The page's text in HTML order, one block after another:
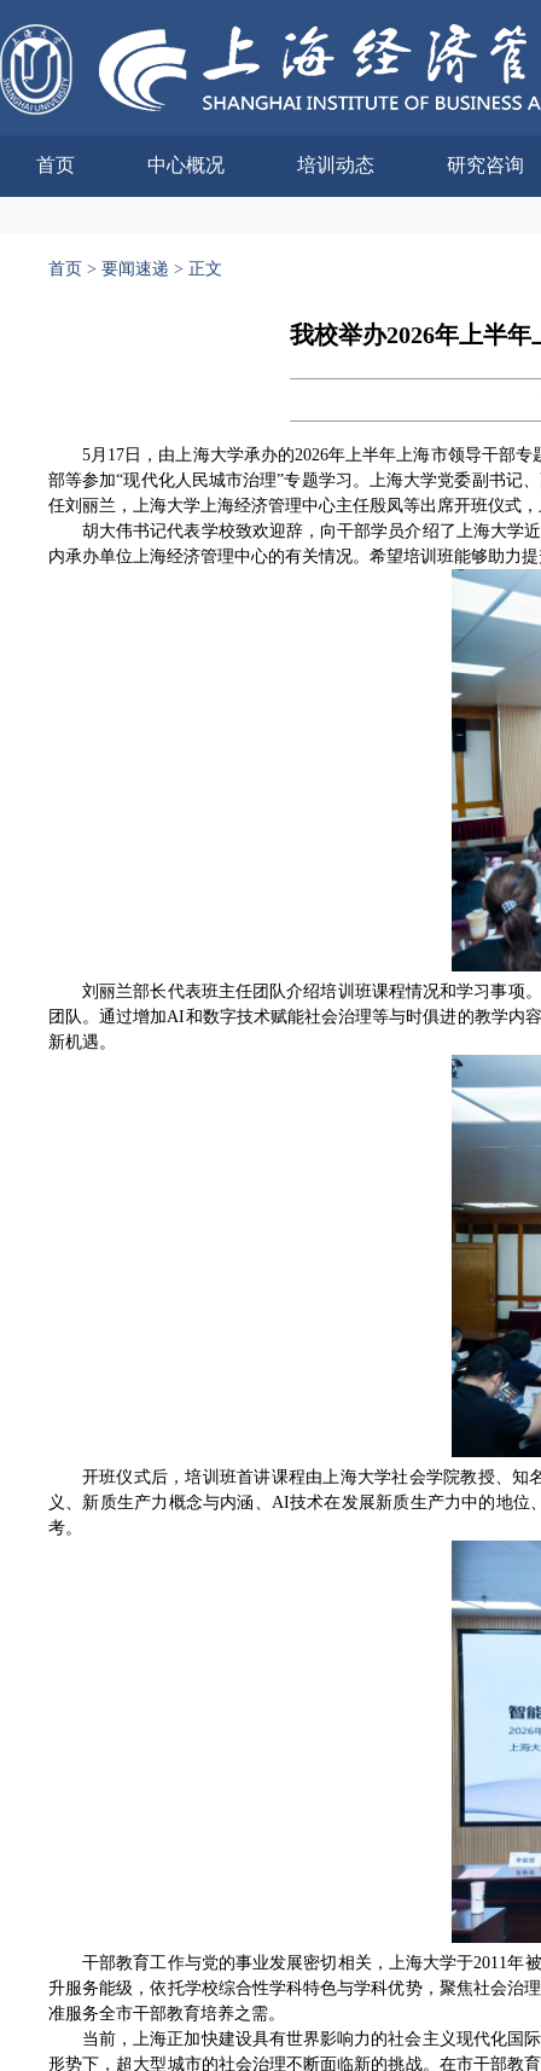
首页 中心概况 培训动态 研究咨询
首页 > 要闻速递 > 正文
我校举办2026年上半
5月17日，由上海大学承办的2026年上半年上海市领导干部
部等参加“现代化人民城市治理”专题学习。上海大学党委副书记
任刘丽兰，上海大学上海经济管理中心主任殷凤等出席开班仪式
胡大伟书记代表学校致欢迎辞，向干部学员介绍了上海大学
内承办单位上海经济管理中心的有关情况。希望培训班能够助力
刘丽兰部长代表班主任团队介绍培训班课程情况和学习事项
团队。通过增加AI和数字技术赋能社会治理等与时俱进的教学内
新机遇。
开班仪式后，培训班首讲课程由上海大学社会学院教授、
义、新质生产力概念与内涵、AI技术在发展新质生产力中的地
考。
干部教育工作与党的事业发展密切相关，上海大学于2011年
升服务能级，依托学校综合性学科特色与学科优势，聚焦社会治
准服务全市干部教育培养之需。
当前，上海正加快建设具有世界影响力的社会主义现代化国
形势下，超大型城市的社会治理不断面临新的挑战。在市干部教